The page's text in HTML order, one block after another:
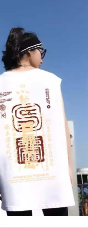
核對及更正。
support/home
先享後付」服務完成之交
交易相關給付款項請求債
人之同意方可使用
失，本公司不負相關責
之用戶狀況，依本公司即
形，本公司將視審查結果
若發現惡意使用之情形，
度並採取法律行動。